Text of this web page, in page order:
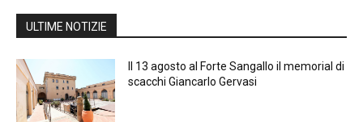
ULTIME NOTIZIE
Il 13 agosto al Forte Sangallo il memorial di
scacchi Giancarlo Gervasi